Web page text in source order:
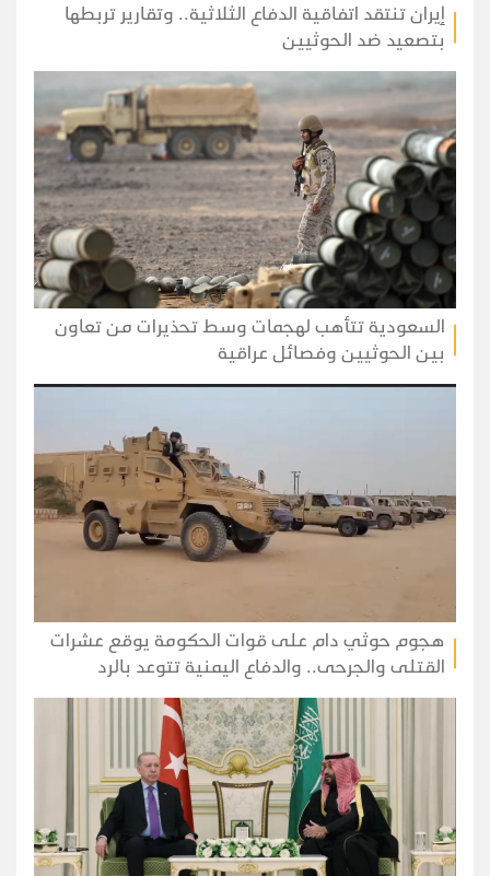
إيران تنتقد اتفاقية الدفاع الثلاثية.. وتقارير تربطها
بتصعيد ضد الحوثيين
السعودية تتأهب لهجمات وسط تحذيرات من تعاون
بين الحوثيين وفصائل عراقية
هجوم حوثي دام على قوات الحكومة يوقع عشرات
القتلى والجرحى.. والدفاع اليمنية تتوعد بالرد